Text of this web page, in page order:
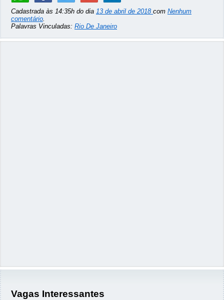
Cadastrada às 14:35h do dia 13 de abril de 2018 com Nenhum
comentário.
Palavras Vinculadas: Rio De Janeiro
Vagas Interessantes